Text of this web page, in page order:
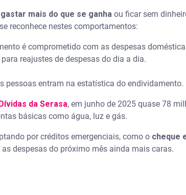
gastar mais do que se ganha ou ficar sem
reconhece nestes comportamentos:
é comprometido com as despesas
reajustes de despesas do dia a dia.
pessoas entram na estatística do endividamento.
da Serasa, em junho de 2025 quase 78
básicas como água, luz e gás.
por créditos emergenciais, como o cheque
despesas do próximo mês ainda mais caras.